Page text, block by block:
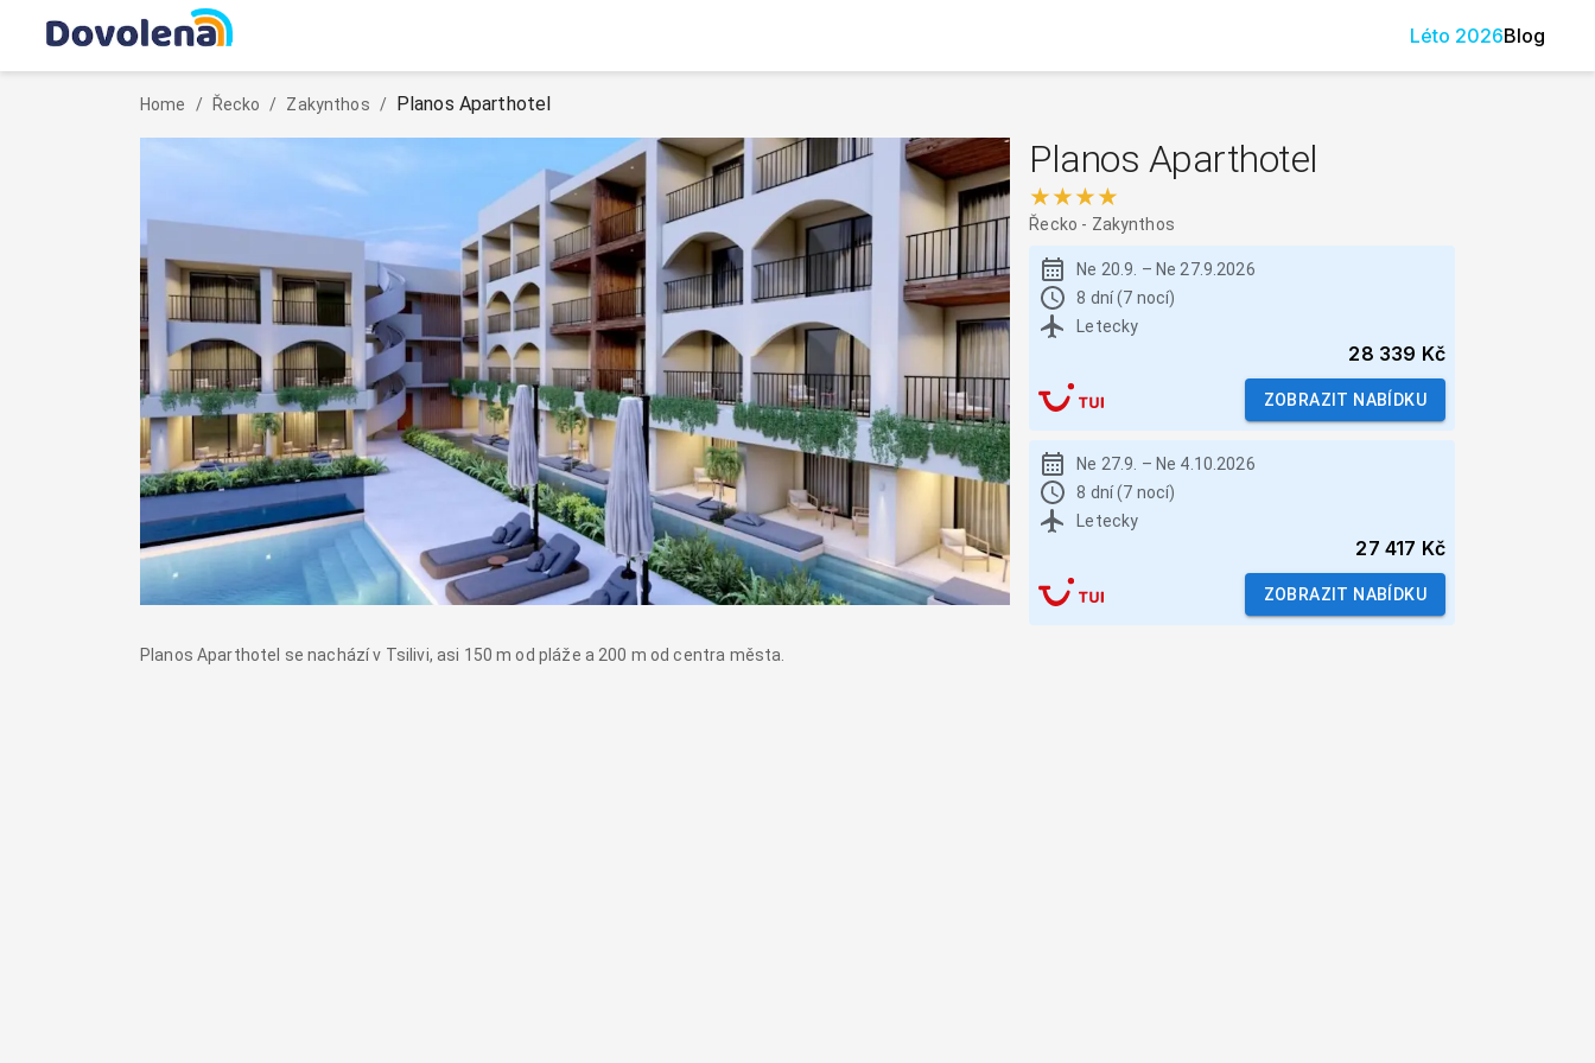
Léto 2026Blog
Home / Řecko / Zakynthos / Planos Aparthotel
Planos Aparthotel se nachází v Tsilivi, asi 150 m od pláže a 200 m od centra města.
Planos Aparthotel
★★★★
Řecko - Zakynthos
Ne 20.9. – Ne 27.9.2026
8 dní (7 nocí)
Letecky
28 339 Kč
ZOBRAZIT NABÍDKU
Ne 27.9. – Ne 4.10.2026
8 dní (7 nocí)
Letecky
27 417 Kč
ZOBRAZIT NABÍDKU